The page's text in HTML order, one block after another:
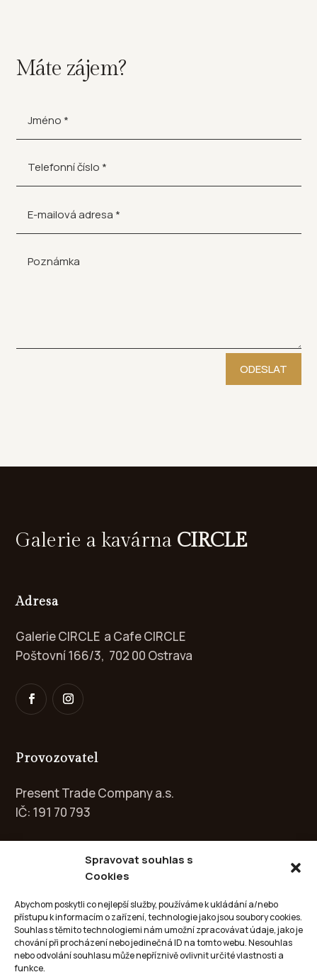
Spravovat souhlas s
Cookies
Abychom poskytli co nejlepší služby, používáme k ukládání a/nebo
přístupu k informacím o zařízení, technologie jako jsou soubory cookies.
Souhlas s těmito technologiemi nám umožní zpracovávat údaje, jako je
chování při procházení nebo jedinečná ID na tomto webu. Nesouhlas
nebo odvolání souhlasu může nepříznivě ovlivnit určité vlastnosti a
funkce.
Máte zájem?
ODESLAT
Galerie a kavárna CIRCLE
Adresa
Galerie CIRCLE a Cafe CIRCLE
Poštovní 166/3, 702 00 Ostrava
Provozovatel
Present Trade Company a.s.
IČ: 191 70 793
info@circle-galery.cz
+420 702 051 502